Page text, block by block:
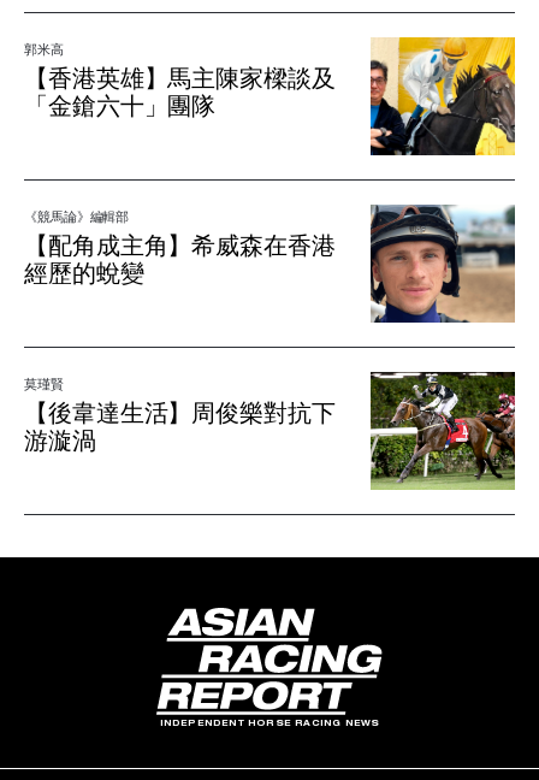
郭米高
【香港英雄】馬主陳家樑談及
「金鎗六十」團隊
《競馬論》編輯部
【配角成主角】希威森在香港
經歷的蛻變
莫瑾賢
【後韋達生活】周俊樂對抗下
游漩渦
INDEPENDENT HORSE RACING NEWS